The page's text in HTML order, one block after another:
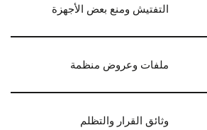
التفتيش ومنع بعض الأجهزة
ملفات وعروض منظمة
وثائق القرار والتظلم